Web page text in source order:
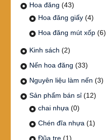
Hoa đăng (43)
Hoa đăng giấy (4)
Hoa đăng mút xốp (6)
Kinh sách (2)
Nến hoa đăng (33)
Nguyên liệu làm nến (3)
Sản phẩm bán sỉ (12)
chai nhựa (0)
Chén đĩa nhựa (1)
Đũa tre (1)